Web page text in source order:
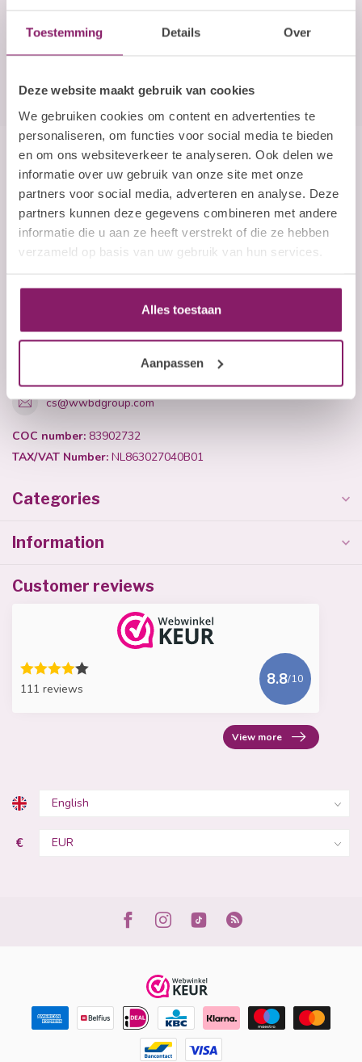
Toestemming Details Over
Deze website maakt gebruik van cookies
We gebruiken cookies om content en advertenties te
personaliseren, om functies voor social media te bieden
en om ons websiteverkeer te analyseren. Ook delen we
informatie over uw gebruik van onze site met onze
partners voor social media, adverteren en analyse. Deze
partners kunnen deze gegevens combineren met andere
informatie die u aan ze heeft verstrekt of die ze hebben
verzameld op basis van uw gebruik van hun services.
Alles toestaan
Aanpassen
Abonneer
Beauty Company
Nails and More
John F. Kennedylaan 21L
5555 XC Valkenswaard
+31 (0)40 254 75 11
+31 (0)40 254 75 11
cs@wwbdgroup.com
COC number: 83902732
TAX/VAT Number: NL863027040B01
Categories
Information
Customer reviews
111 reviews
8.8/10
View more
€